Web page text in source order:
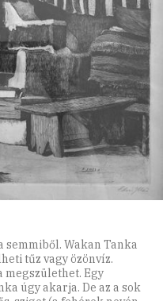
semmiből. Wakan Tanka
tűz vagy özönvíz.
megszülethet. Egy
úgy akarja. De az a sok